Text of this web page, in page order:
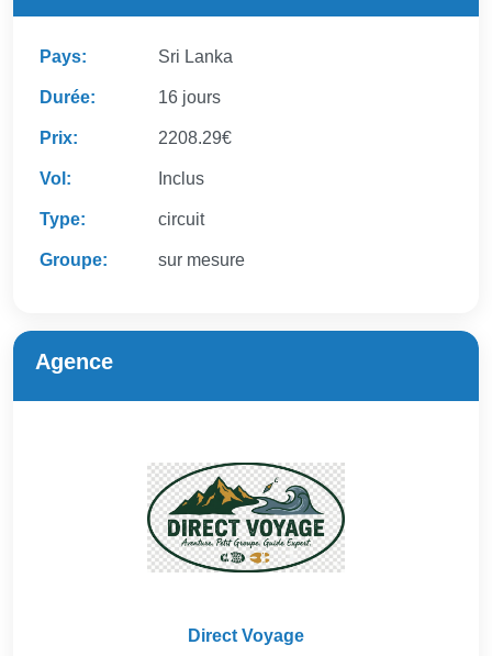
Pays: Sri Lanka
Durée: 16 jours
Prix: 2208.29€
Vol: Inclus
Type: circuit
Groupe: sur mesure
Agence
Direct Voyage